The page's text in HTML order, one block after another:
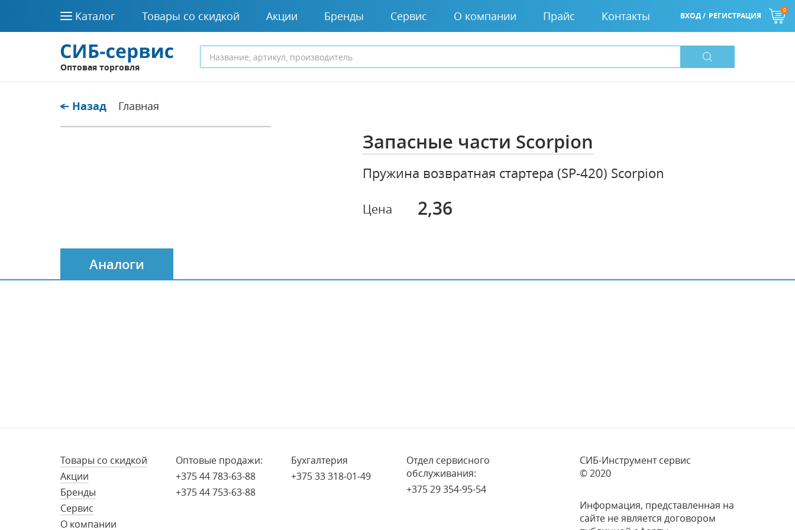
Каталог Товары со скидкой Акции Бренды Сервис О компании Прайс Контакты ВХОД / РЕГИСТРАЦИЯ
0
Оптовая торговля
Назад Главная
Запасные части Scorpion
Пружина возвратная стартера (SP-420) Scorpion
Цена 2,36
Аналоги
Товары со скидкой
Акции
Бренды
Сервис
О компании
Оптовые продажи:
+375 44 783-63-88
+375 44 753-63-88
Бухгалтерия
+375 33 318-01-49
Отдел сервисного
обслуживания:
+375 29 354-95-54
СИБ-Инструмент сервис
© 2020
Информация, представленная на
сайте не является договором